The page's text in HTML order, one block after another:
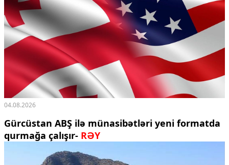
04.08.2026
Gürcüstan ABŞ ilə münasibətləri yeni formatda
qurmağa çalışır- RƏY